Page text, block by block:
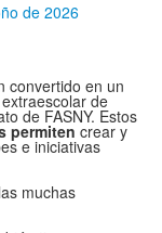
de 2026
convertido en un
de
de FASNY. Estos
permiten crear y
e iniciativas
muchas